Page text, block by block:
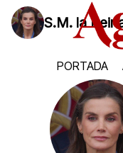
S.M. la
PORTADA